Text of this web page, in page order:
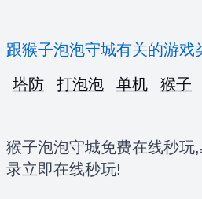
跟猴子泡泡守城有关的游戏
塔防
打泡泡 单机 猴子
猴子泡泡守城免费在线秒玩
录立即在线秒玩!